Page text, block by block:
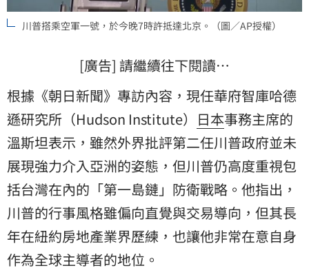
川普搭乘空軍一號，於今晚7時許抵達北京。（圖／AP授權）
[廣告] 請繼續往下閱讀…
根據《朝日新聞》專訪內容，現任華府智庫哈德
遜研究所（Hudson Institute） 日本事務主席的
溫斯坦表示，雖然外界批評第二任川普政府並未
展現強力介入亞洲的姿態，但川普仍高度重視包
括台灣在內的「第一島鏈」防衛戰略。他指出，
川普的行事風格雖偏向直覺與交易導向，但其長
年在紐約房地產業界歷練，也讓他非常在意自身
作為全球主導者的地位。